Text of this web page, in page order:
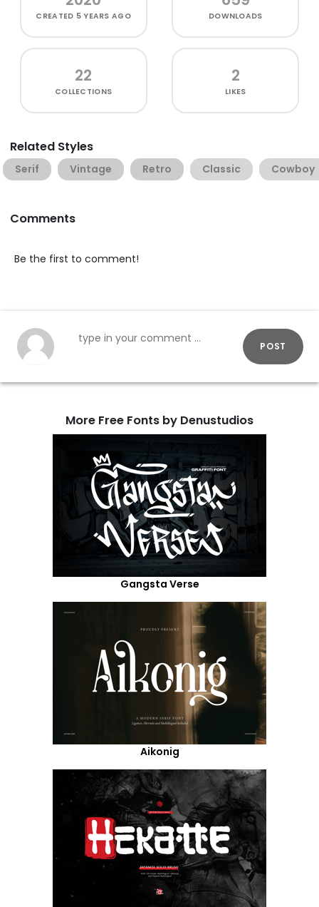
CREATED 5 YEARS AGO DOWNLOADS
22
COLLECTIONS
2
LIKES
Related Styles
Serif Vintage Retro Classic Cowboy
Comments
Be the first to comment!
POST
More Free Fonts by Denustudios
Gangsta Verse
Aikonig